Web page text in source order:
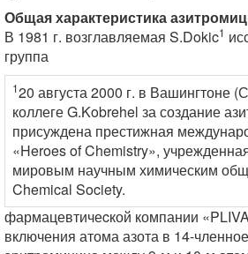
Общая характеристика
В 1981 г. возглавляемая S.Dokic1
группа
120 августа 2000 г. в Вашингтоне
коллеге G.Kobrehel за создание
присуждена престижная
«Heroes of Chemistry»,
мировым научным химическим
Chemical Society.
фармацевтичеcкой компании
включения атома азота в 14-